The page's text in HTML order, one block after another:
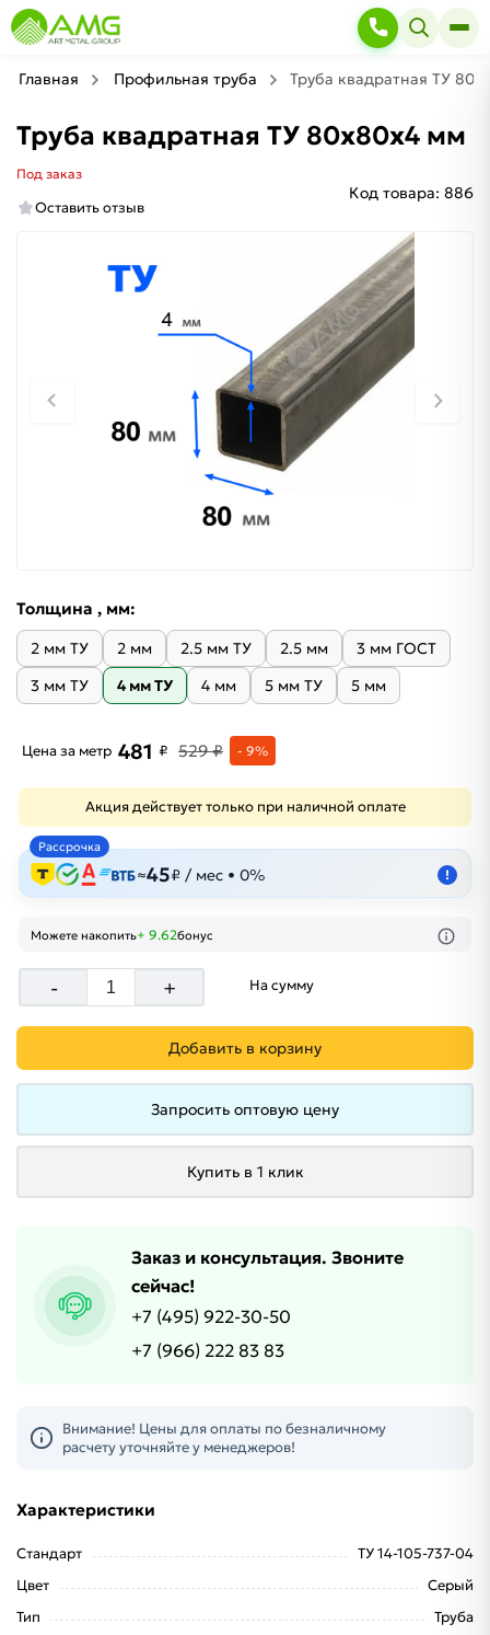
Главная Профильная труба Труба квадратная ТУ
Труба квадратная ТУ 80х80х4 мм
Под заказ
Оставить отзыв
Код товара: 886
Толщина , мм:
2 мм ТУ 2 мм 2.5 мм ТУ 2.5 мм
3 мм ГОСТ
3 мм ТУ
4 мм ТУ 4 мм 5 мм ТУ 5 мм
Цена за метр 481 ₽ 529 ₽ - 9%
Акция действует только при наличной оплате
Рассрочка
≈45₽ / мес • 0% !
Можете накопить+ 9.62бонус
- + На сумму
Добавить в корзину
Запросить оптовую цену
Купить в 1 клик
Заказ и консультация. Звоните
сейчас!
+7 (495) 922-30-50
+7 (966) 222 83 83
Внимание! Цены для оплаты по безналичному
расчету уточняйте у менеджеров!
Характеристики
Стандарт
ТУ 14-105-737-04
Цвет
Серый
Тип
Труба